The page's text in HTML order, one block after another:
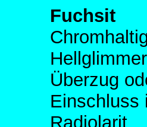
Fuchsit
Überzug
Einschluss
Radiolarit.